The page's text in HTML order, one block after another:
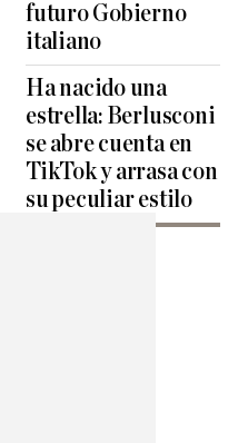
futuro Gobierno
italiano
Ha nacido una
estrella: Berlusconi
se abre cuenta en
TikTok y arrasa con
su peculiar estilo